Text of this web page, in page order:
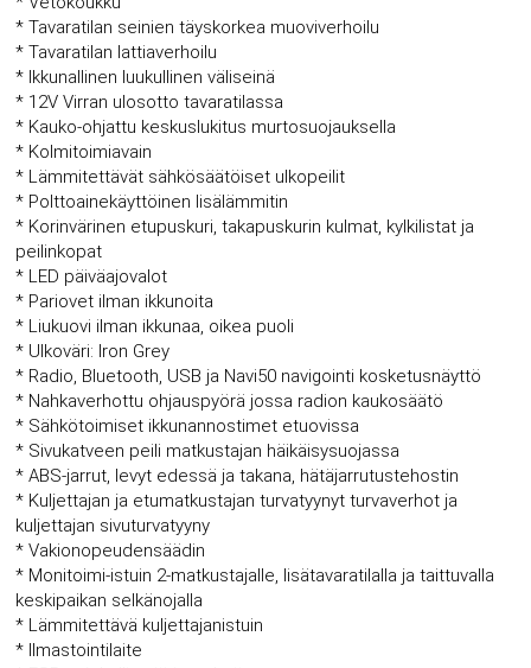
* Tavaratilan seinien täyskorkea muoviverhoilu
* Tavaratilan lattiaverhoilu
* Ikkunallinen luukullinen väliseinä
* 12V Virran ulosotto tavaratilassa
* Kauko-ohjattu keskuslukitus murtosuojauksella
* Kolmitoimiavain
* Lämmitettävät sähkösäätöiset ulkopeilit
* Polttoainekäyttöinen lisälämmitin
* Korinvärinen etupuskuri, takapuskurin kulmat, kylkilistat ja
peilinkopat
* LED päiväajovalot
* Pariovet ilman ikkunoita
* Liukuovi ilman ikkunaa, oikea puoli
* Ulkoväri: Iron Grey
* Radio, Bluetooth, USB ja Navi50 navigointi kosketusnäyttö
* Nahkaverhottu ohjauspyörä jossa radion kaukosäätö
* Sähkötoimiset ikkunannostimet etuovissa
* Sivukatveen peili matkustajan häikäisysuojassa
* ABS-jarrut, levyt edessä ja takana, hätäjarrutustehostin
* Kuljettajan ja etumatkustajan turvatyynyt turvaverhot ja
kuljettajan sivuturvatyyny
* Vakionopeudensäädin
* Monitoimi-istuin 2-matkustajalle, lisätavaratilalla ja taittuvalla
keskipaikan selkänojalla
* Lämmitettävä kuljettajanistuin
* Ilmastointilaite